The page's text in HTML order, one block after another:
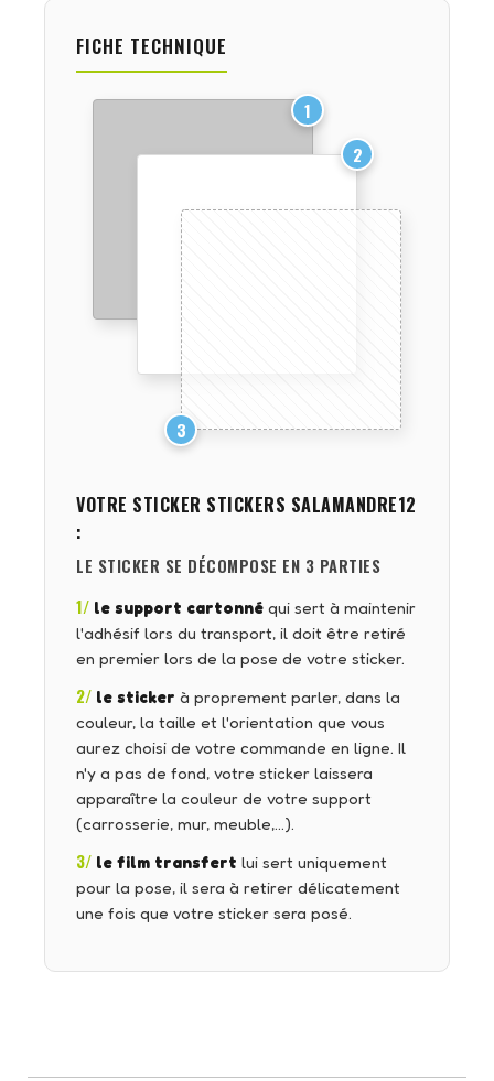
FICHE TECHNIQUE
1
2
3
VOTRE STICKER STICKERS SALAMANDRE12
:
LE STICKER SE DÉCOMPOSE EN 3 PARTIES
1/ le support cartonné qui sert à maintenir
l'adhésif lors du transport, il doit être retiré
en premier lors de la pose de votre sticker.
2/ le sticker à proprement parler, dans la
couleur, la taille et l'orientation que vous
aurez choisi de votre commande en ligne. Il
n'y a pas de fond, votre sticker laissera
apparaître la couleur de votre support
(carrosserie, mur, meuble,…).
3/ le film transfert lui sert uniquement
pour la pose, il sera à retirer délicatement
une fois que votre sticker sera posé.